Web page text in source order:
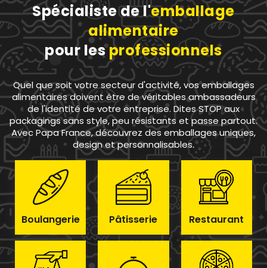
50 avis
Spécialiste de l'emballage
alimentaire
pour lesprofessionnels
Quel que soit votre secteur d'activité, vos emballages
alimentaires doivent être de véritables ambassadeurs
de l'identité de votre entreprise. Dites STOP aux
packagings sans style, peu résistants et passe partout.
Avec Papa France, découvrez des emballages uniques,
design et personnalisables.
Boulangerie Pâtisserie Restaurant